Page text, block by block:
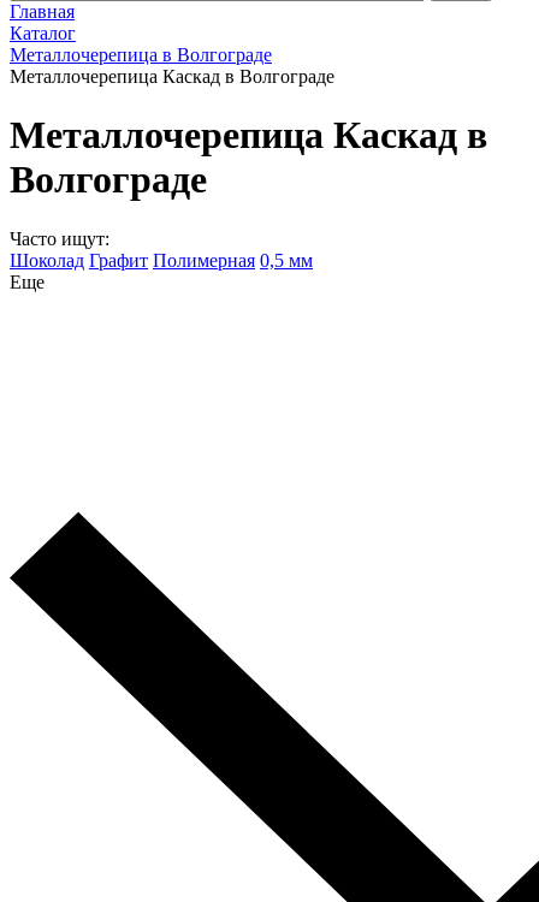
Главная
Каталог
Металлочерепица в Волгограде
Металлочерепица Каскад в Волгограде
Металлочерепица Каскад в
Волгограде
Часто ищут:
Шоколад Графит Полимерная 0,5 мм
Еще